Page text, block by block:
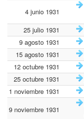
4 junio 1931
25 julio 1931
9 agosto 1931
15 agosto 1931
12 octubre 1931
25 octubre 1931
1 noviembre 1931
9 noviembre 1931